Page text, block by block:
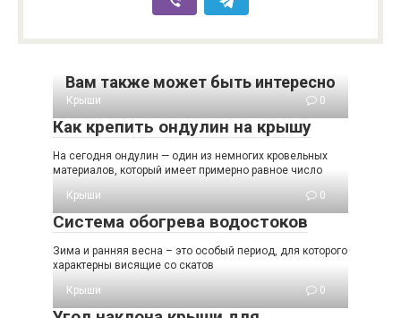
Вам также может быть интересно
Крыши 0
Как крепить ондулин на крышу
На сегодня ондулин — один из немногих кровельных
материалов, который имеет примерно равное число
Крыши
0
Система обогрева водостоков
Зима и ранняя весна – это особый период, для которого
характерны висящие со скатов
Крыши
0